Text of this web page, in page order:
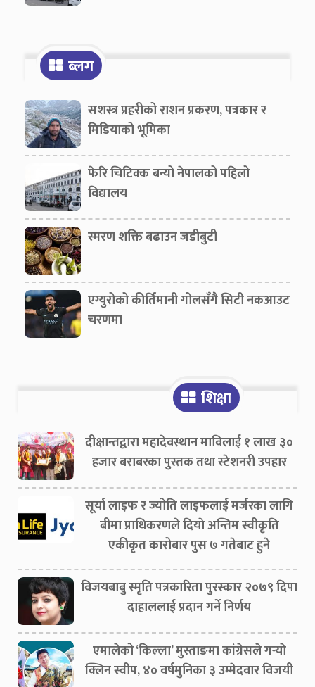
ब्लग
सशस्त्र प्रहरीको राशन प्रकरण, पत्रकार र
मिडियाको भूमिका
फेरि चिटिक्क बन्यो नेपालको पहिलो
विद्यालय
स्मरण शक्ति बढाउन जडीबुटी
एग्युरोको कीर्तिमानी गोलसँगै सिटी नकआउट
चरणमा
शिक्षा
दीक्षान्तद्वारा महादेवस्थान माविलाई १ लाख ३०
हजार बराबरका पुस्तक तथा स्टेशनरी उपहार
सूर्या लाइफ र ज्योति लाइफलाई मर्जरका लागि
बीमा प्राधिकरणले दियाे अन्तिम स्वीकृति
एकीकृत कारोबार पुस ७ गतेबाट हुने
विजयबाबु स्मृति पत्रकारिता पुरस्कार २०७९ दिपा
दाहाललाई प्रदान गर्ने निर्णय
एमालेको ‘किल्ला’ मुस्ताङमा कांग्रेसले गर्‍याे
क्लिन स्वीप, ४० वर्षमुनिका ३ उम्मेदवार विजयी